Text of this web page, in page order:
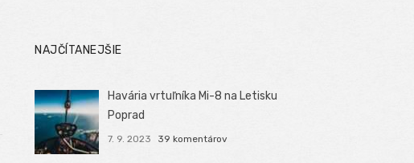
NAJČÍTANEJŠIE
Havária vrtuľníka Mi-8 na Letisku
Poprad
7. 9. 2023 39 komentárov